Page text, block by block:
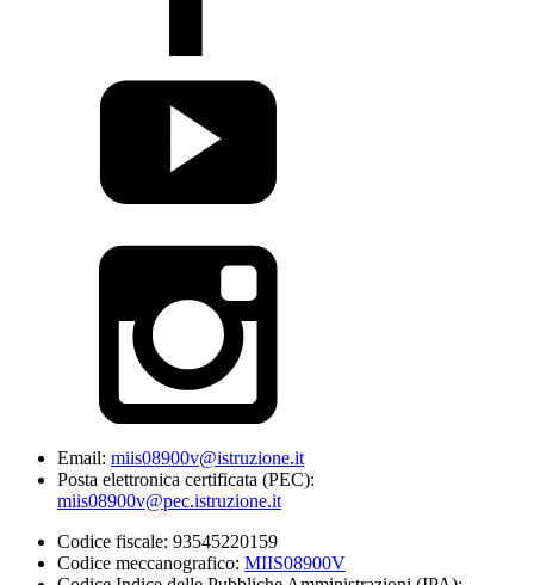
Email: miis08900v@istruzione.it
Posta elettronica certificata (PEC):
miis08900v@pec.istruzione.it
Codice fiscale: 93545220159
Codice meccanografico: MIIS08900V